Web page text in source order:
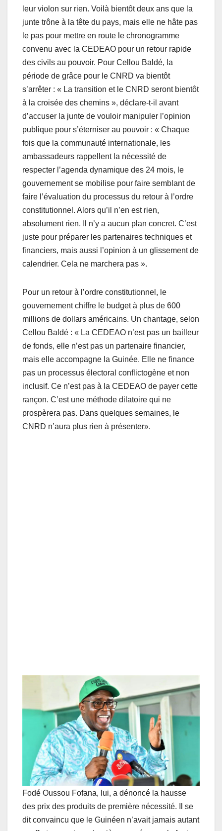
leur violon sur rien. Voilà bientôt deux ans que la
junte trône à la tête du pays, mais elle ne hâte pas
le pas pour mettre en route le chronogramme
convenu avec la CEDEAO pour un retour rapide
des civils au pouvoir. Pour Cellou Baldé, la
période de grâce pour le CNRD va bientôt
s’arrêter : « La transition et le CNRD seront bientôt
à la croisée des chemins », déclare-t-il avant
d’accuser la junte de vouloir manipuler l’opinion
publique pour s’éterniser au pouvoir : « Chaque
fois que la communauté internationale, les
ambassadeurs rappellent la nécessité de
respecter l’agenda dynamique des 24 mois, le
gouvernement se mobilise pour faire semblant de
faire l’évaluation du processus du retour à l’ordre
constitutionnel. Alors qu’il n’en est rien,
absolument rien. Il n’y a aucun plan concret. C’est
juste pour préparer les partenaires techniques et
financiers, mais aussi l’opinion à un glissement de
calendrier. Cela ne marchera pas ».
Pour un retour à l’ordre constitutionnel, le
gouvernement chiffre le budget à plus de 600
millions de dollars américains. Un chantage, selon
Cellou Baldé : « La CEDEAO n’est pas un bailleur
de fonds, elle n’est pas un partenaire financier,
mais elle accompagne la Guinée. Elle ne finance
pas un processus électoral conflictogène et non
inclusif. Ce n’est pas à la CEDEAO de payer cette
rançon. C’est une méthode dilatoire qui ne
prospèrera pas. Dans quelques semaines, le
CNRD n’aura plus rien à présenter».
Fodé Oussou Fofana, lui, a dénoncé la hausse
des prix des produits de première nécessité. Il se
dit convaincu que le Guinéen n’avait jamais autant